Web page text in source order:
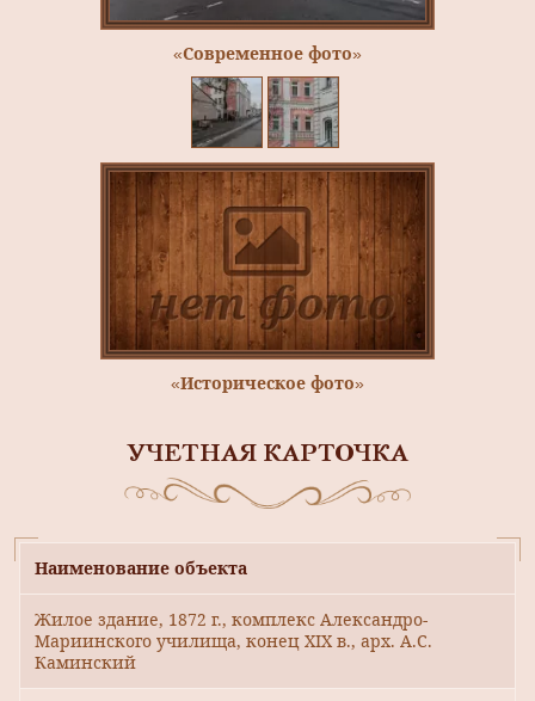
«Современное фото»
«Историческое фото»
УЧЕТНАЯ КАРТОЧКА
Наименование объекта
Жилое здание, 1872 г., комплекс Александро-
Мариинского училища, конец XIX в., арх. А.С.
Каминский